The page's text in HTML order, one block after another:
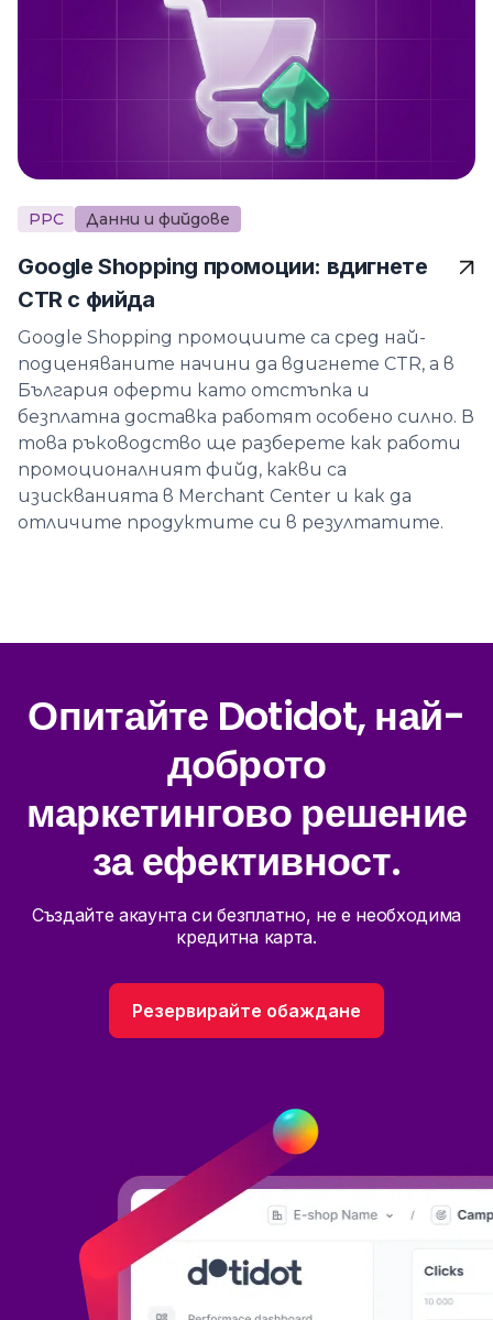
PPC Данни и фийдове
Google Shopping промоции: вдигнете
CTR с фийда
Google Shopping промоциите са сред най-
подценяваните начини да вдигнете CTR, а в
България оферти като отстъпка и
безплатна доставка работят особено силно. В
това ръководство ще разберете как работи
промоционалният фийд, какви са
изискванията в Merchant Center и как да
отличите продуктите си в резултатите.
Опитайте Dotidot, най-
доброто
маркетингово решение
за ефективност.
Създайте акаунта си безплатно, не е необходима
кредитна карта.
Резервирайте обаждане